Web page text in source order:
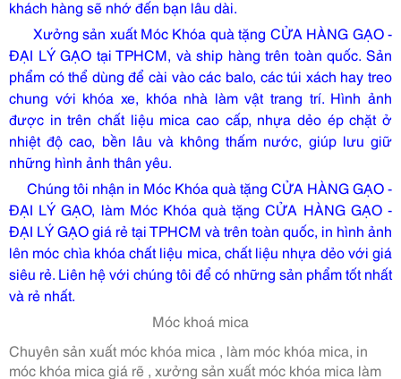
khách hàng sẽ nhớ đến bạn lâu dài.
Xưởng sản xuất Móc Khóa quà tặng CỬA HÀNG GẠO -
ĐẠI LÝ GẠO tại TPHCM, và ship hàng trên toàn quốc. Sản
phẩm có thể dùng để cài vào các balo, các túi xách hay treo
chung với khóa xe, khóa nhà làm vật trang trí. Hình ảnh
được in trên chất liệu mica cao cấp, nhựa dẻo ép chặt ở
nhiệt độ cao, bền lâu và không thấm nước, giúp lưu giữ
những hình ảnh thân yêu.
Chúng tôi nhận in Móc Khóa quà tặng CỬA HÀNG GẠO -
ĐẠI LÝ GẠO, làm Móc Khóa quà tặng CỬA HÀNG GẠO -
ĐẠI LÝ GẠO giá rẻ tại TPHCM và trên toàn quốc, in hình ảnh
lên móc chìa khóa chất liệu mica, chất liệu nhựa dẻo với giá
siêu rẻ. Liên hệ với chúng tôi để có những sản phẩm tốt nhất
và rẻ nhất.
Móc khoá mica
Chuyên sản xuất móc khóa mica , làm móc khóa mica, in
móc khóa mica giá rẽ , xưởng sản xuất móc khóa mica làm